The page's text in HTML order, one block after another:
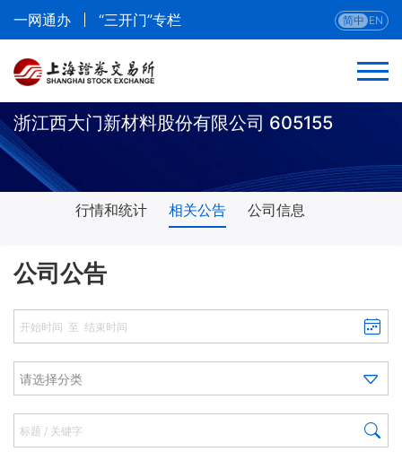
一网通办 “三开门”专栏 简中 EN
浙江西大门新材料股份有限公司 605155
行情和统计 相关公告 公司信息
公司公告
请选择分类